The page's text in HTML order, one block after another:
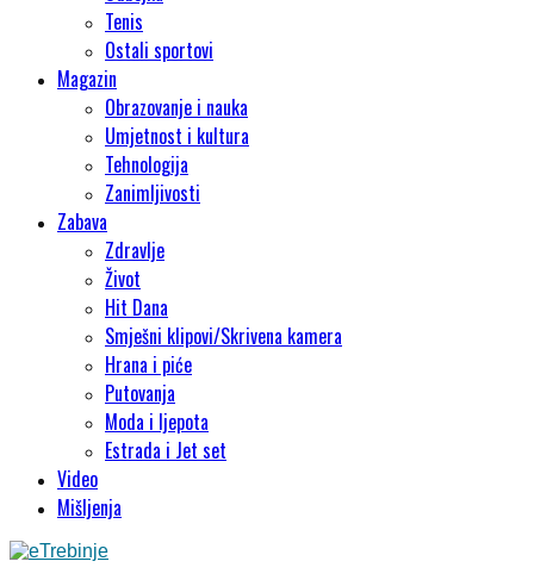
Tenis
Ostali sportovi
Magazin
Obrazovanje i nauka
Umjetnost i kultura
Tehnologija
Zanimljivosti
Zabava
Zdravlje
Život
Hit Dana
Smješni klipovi/Skrivena kamera
Hrana i piće
Putovanja
Moda i ljepota
Estrada i Jet set
Video
Mišljenja